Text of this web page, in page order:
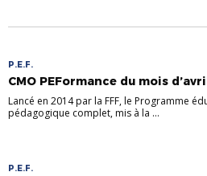
P.E.F.
CMO PEFormance du mois
Lancé en 2014 par la FFF, le Programme
pédagogique complet, mis à la ...
P.E.F.